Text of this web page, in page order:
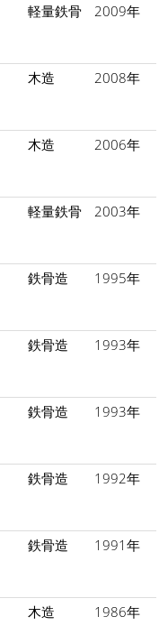
軽量鉄骨 2009年
木造 2008年
木造 2006年
軽量鉄骨 2003年
鉄骨造 1995年
鉄骨造 1993年
鉄骨造 1993年
鉄骨造 1992年
鉄骨造 1991年
木造 1986年